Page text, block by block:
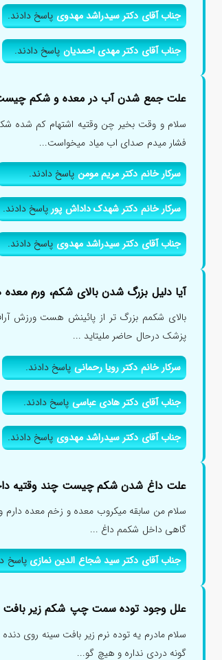
جناب آقای دکتر سیدراشد مهدویپاسخ دادند.
جناب آقای دکتر مهدی احمدیانپاسخ دادند.
علت جمع شدن آب در معده و شکم
سلام و وقت بخیر چن وقتیه اشتهام کم شده
فشار میدم صدای اب میاد میخواست...
سرکار خانم دکتر مریم مومنپاسخ دادند.
سرکار خانم دکتر شهدک داداش پورپاسخ دادند.
جناب آقای دکتر سیدراشد مهدویپاسخ دادند.
آیا دلیل بزرگ شدن بالای شکم، ورم
بالای شکمم بزرگ تر از پائینش هست ورزش
پزشک درحال حاضر ملیتاید ...
سرکار خانم دکتر رویا رحمانیپاسخ دادند.
جناب آقای دکتر هادی عباسیپاسخ دادند.
جناب آقای دکتر سیدراشد مهدویپاسخ دادند.
علت داغ شدن شکم چیست چند وقتیه
سلام من سابقه میکروب معده و زخم معده دارم
گاهی داخل شکمم داغ ...
جناب آقای دکتر سید شجاع الدین نمازیپاسخ
علل وجود توده سمت چپ شکم زیر
سلام مادرم یه توده نرم زیر بافت سینه روی
گونه دردی نداره و هیچ گو...